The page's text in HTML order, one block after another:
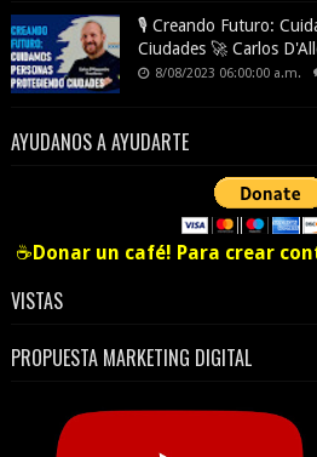
🎙️ Creando Futuro:
Ciudades 🚀 Carlos
8/08/2023 06:00:00 a.m.
AYUDANOS A AYUDARTE
☕Donar un café! Para crear
VISTAS
PROPUESTA MARKETING DIGITAL